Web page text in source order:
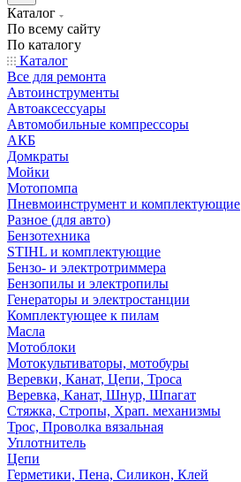
Каталог
По всему сайту
По каталогу
Каталог
Все для ремонта
Автоинструменты
Автоаксессуары
Автомобильные компрессоры
АКБ
Домкраты
Мойки
Мотопомпа
Пневмоинструмент и комплектующие
Разное (для авто)
Бензотехника
STIHL и комплектующие
Бензо- и электротриммера
Бензопилы и электропилы
Генераторы и электростанции
Комплектующее к пилам
Масла
Мотоблоки
Мотокультиваторы, мотобуры
Веревки, Канат, Цепи, Троса
Веревка, Канат, Шнур, Шпагат
Стяжка, Стропы, Храп. механизмы
Трос, Проволка вязальная
Уплотнитель
Цепи
Герметики, Пена, Силикон, Клей